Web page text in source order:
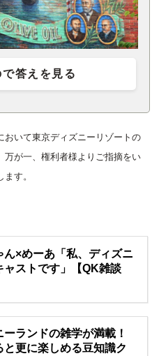
答えを見る
いて東京ディズニーリゾートの
万が一、権利者様よりご指摘をい
す。
ん×めーあ「私、ディズニ
ャストです」【QK雑談
ーランドの雑学が満載！
と更に楽しめる豆知識ク